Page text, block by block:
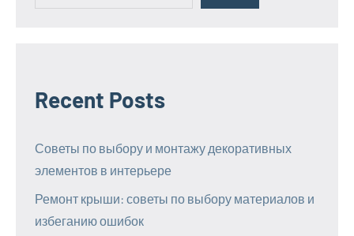
Recent Posts
Советы по выбору и монтажу декоративных
элементов в интерьере
Ремонт крыши: советы по выбору материалов и
избеганию ошибок